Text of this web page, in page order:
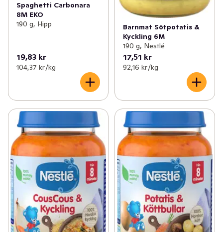
Spaghetti Carbonara
8M EKO
190 g, Hipp
19,83 kr
104,37 kr /kg
Barnmat Sötpotatis &
Kyckling 6M
190 g, Nestlé
17,51 kr
92,16 kr /kg